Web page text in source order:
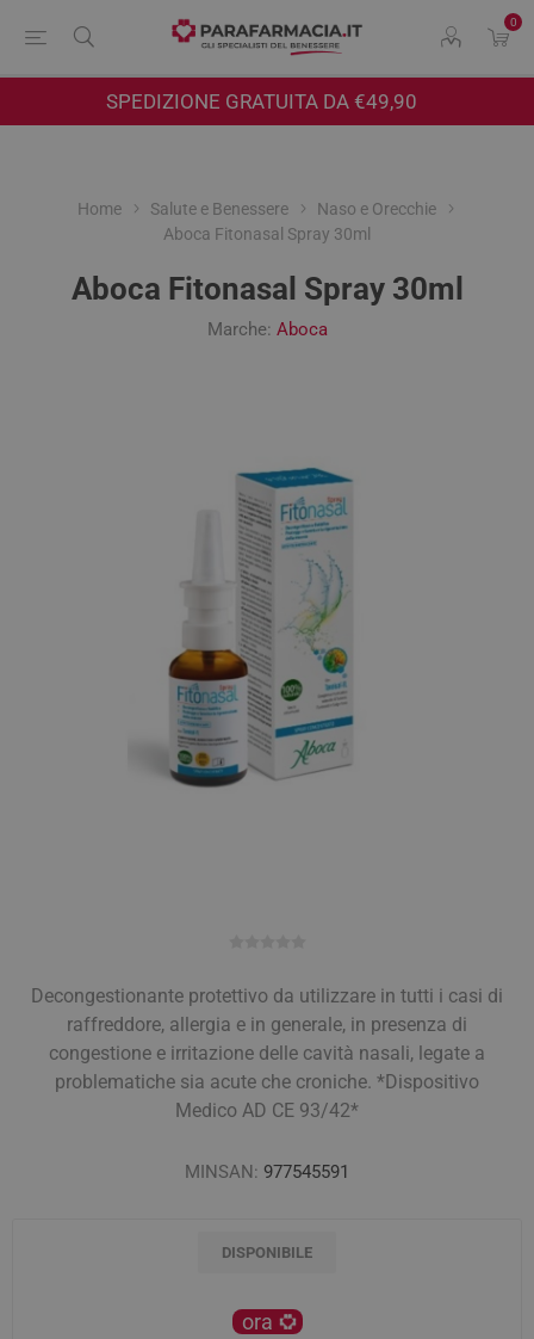
0
SPEDIZIONE GRATUITA DA €49,90
Home Salute e Benessere
Naso e Orecchie
Aboca Fitonasal Spray 30ml
Aboca Fitonasal Spray 30ml
Marche: Aboca
Decongestionante protettivo da utilizzare in tutti i casi di
raffreddore, allergia e in generale, in presenza di
congestione e irritazione delle cavità nasali, legate a
problematiche sia acute che croniche. *Dispositivo
Medico AD CE 93/42*
MINSAN: 977545591
DISPONIBILE
ora